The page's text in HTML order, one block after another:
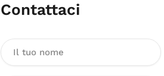
Contattaci